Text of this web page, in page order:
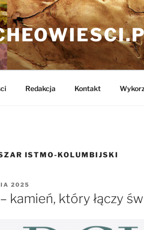
Redakcja Kontakt
ISTMO-KOLUMBIJSKI
2025
kamień, który łączy